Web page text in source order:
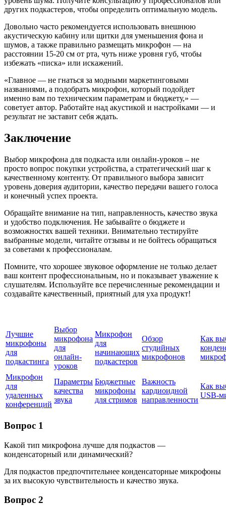
других подкастеров, чтобы определить оптимальную модель.
Довольно часто рекомендуется использовать внешнюю
акустическую кабину или щитки для уменьшения фона и
шумов, а также правильно размещать микрофон — на
расстоянии 15-20 см от рта, чуть ниже уровня губ, чтобы
избежать «писка» или искажений.
«Главное — не гнаться за модными маркетинговыми
названиями, а подобрать микрофон, который подойдет
именно вам по техническим параметрам и бюджету,» —
советует автор. Работайте над акустикой и настройками — и
результат не заставит себя ждать.
Заключение
Выбор микрофона для подкаста или онлайн-уроков – не
просто вопрос покупки устройства, а стратегический шаг к
качественному контенту. От правильного выбора зависит
уровень доверия аудитории, качество передачи вашего голоса
и конечный успех проекта.
Обращайте внимание на тип, направленность, качество звука
и удобство подключения. Не забывайте о бюджете и
возможностях вашей техники. Внимательно тестируйте
выбранные модели, читайте отзывы и не бойтесь обращаться
за советами к профессионалам.
Помните, что хорошее звуковое оформление не только делает
ваш контент профессиональным, но и показывает уважение к
слушателям. Используйте все перечисленные рекомендации и
создавайте качественный, приятный для уха продукт!
Лучшие
микрофоны
для
подкастинга
Выбор
микрофона
для
онлайн-
уроков
Микрофон
для
начинающих
подкастеров
Обзор
студийных
микрофонов
Как
Микрофон
для
удаленных
конференций
Параметры
качества
звука
Бюджетные
микрофоны
для стримов
Важность
кардиоидной
направленности
Как
USB-
Вопрос 1
Какой тип микрофона лучше для подкастов —
конденсаторный или динамический?
Для подкастов предпочтительнее конденсаторные микрофоны
за их высокую чувствительность и качество звука.
Вопрос 2